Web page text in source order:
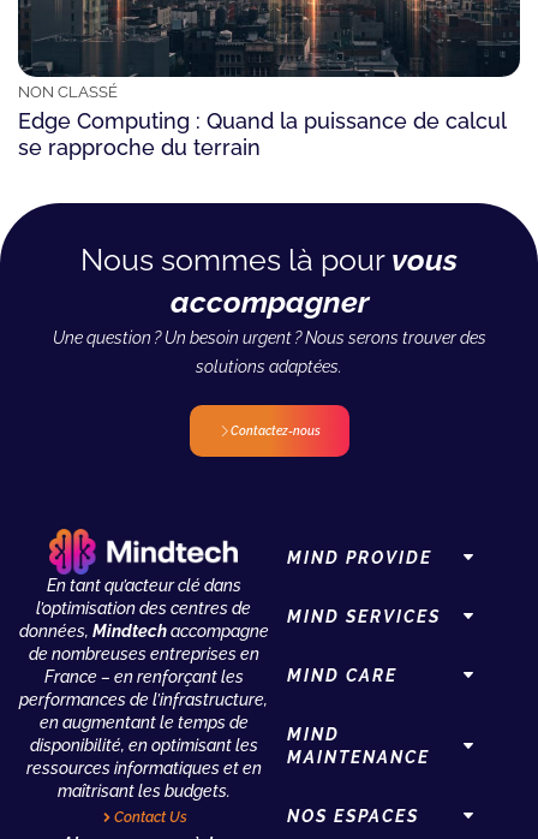
NON CLASSÉ
Edge Computing : Quand la puissance de calcul
se rapproche du terrain
Nous sommes là pour vous
accompagner
Une question ? Un besoin urgent ? Nous serons trouver des
solutions adaptées.
Contactez-nous
En tant qu’acteur clé dans
l’optimisation des centres de
données, Mindtechaccompagne
de nombreuses entreprises en
France – en renforçant les
performances de l’infrastructure,
en augmentant le temps de
disponibilité, en optimisant les
ressources informatiques et en
maîtrisant les budgets.
Contact Us
MIND PROVIDE
MIND SERVICES
MIND CARE
MIND
MAINTENANCE
NOS ESPACES